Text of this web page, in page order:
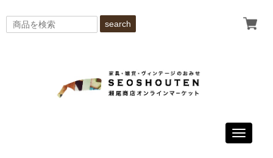
search
Toggle